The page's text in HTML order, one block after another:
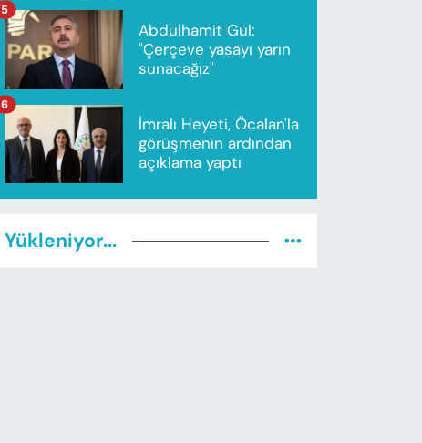
Abdulhamit Gül:
"Çerçeve yasayı yarın
sunacağız"
5
İmralı Heyeti, Öcalan'la
görüşmenin ardından
açıklama yaptı
6
Yükleniyor...